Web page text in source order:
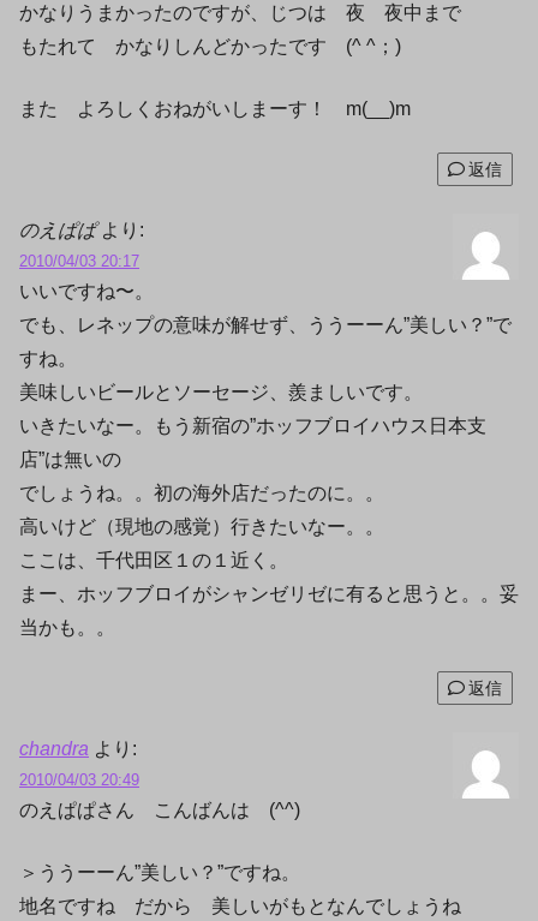
かなりうまかったのですが、じつは 夜 夜中まで
もたれて かなりしんどかったです (^ ^；)ゞ
また よろしくおねがいしまーす！ m(__)m
返信
のえぱぱ より:
2010/04/03 20:17
いいですね〜。
でも、レネップの意味が解せず、ううーーん”美しい？”で
すね。
美味しいビールとソーセージ、羨ましいです。
いきたいなー。もう新宿の”ホッフブロイハウス日本支
店”は無いの
でしょうね。。初の海外店だったのに。。
高いけど（現地の感覚）行きたいなー。。
ここは、千代田区１の１近く。
まー、ホッフブロイがシャンゼリゼに有ると思うと。。妥
当かも。。
返信
chandra より:
2010/04/03 20:49
のえぱぱさん こんばんは (^^)
＞ううーーん”美しい？”ですね。
地名ですね だから 美しいがもとなんでしょうね